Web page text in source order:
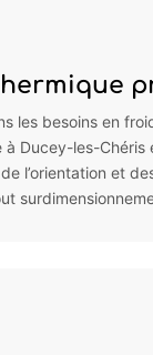
les besoins en
à Ducey-les-Chéris
l’orientation et